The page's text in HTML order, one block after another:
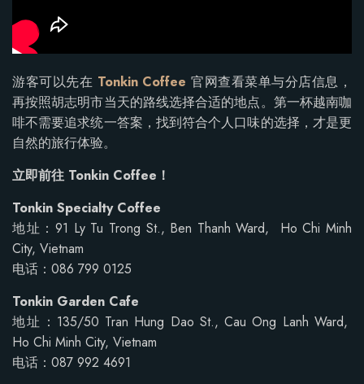
游客可以先在 Tonkin Coffee 官网查看菜单与分店信息，
再按照胡志明市当天的路线选择合适的地点。第一杯越南咖
啡不需要追求统一答案，找到符合个人口味的选择，才是更
自然的旅行体验。
立即前往 Tonkin Coffee！
Tonkin Specialty Coffee
地址：91 Ly Tu Trong St., Ben Thanh Ward, Ho Chi Minh
City, Vietnam
电话：086 799 0125
Tonkin Garden Cafe
地址：135/50 Tran Hung Dao St., Cau Ong Lanh Ward,
Ho Chi Minh City, Vietnam
电话：087 992 4691